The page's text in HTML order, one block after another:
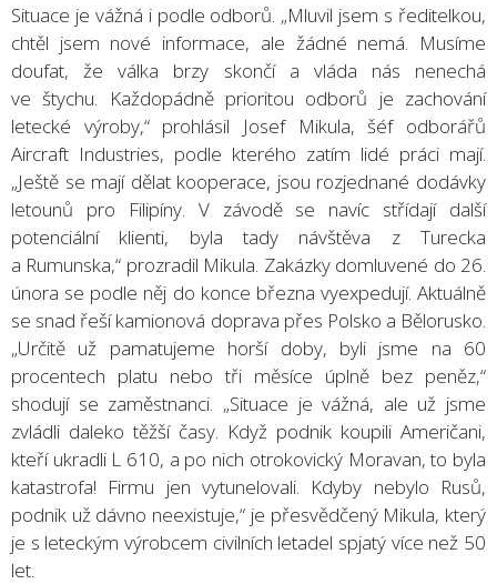
Situace je vážná i podle odborů. „Mluvil jsem s ředitelkou,
chtěl jsem nové informace, ale žádné nemá. Musíme
doufat, že válka brzy skončí a vláda nás nenechá
ve štychu. Každopádně prioritou odborů je zachování
letecké výroby,“ prohlásil Josef Mikula, šéf odborářů
Aircraft Industries, podle kterého zatím lidé práci mají.
„Ještě se mají dělat kooperace, jsou rozjednané dodávky
letounů pro Filipíny. V závodě se navíc střídají další
potenciální klienti, byla tady návštěva z Turecka
a Rumunska,“ prozradil Mikula. Zakázky domluvené do 26.
února se podle něj do konce března vyexpedují. Aktuálně
se snad řeší kamionová doprava přes Polsko a Bělorusko.
„Určitě už pamatujeme horší doby, byli jsme na 60
procentech platu nebo tři měsíce úplně bez peněz,“
shodují se zaměstnanci. „Situace je vážná, ale už jsme
zvládli daleko těžší časy. Když podnik koupili Američani,
kteří ukradli L 610, a po nich otrokovický Moravan, to byla
katastrofa! Firmu jen vytunelovali. Kdyby nebylo Rusů,
podnik už dávno neexistuje,“ je přesvědčený Mikula, který
je s leteckým výrobcem civilních letadel spjatý více než 50
let.